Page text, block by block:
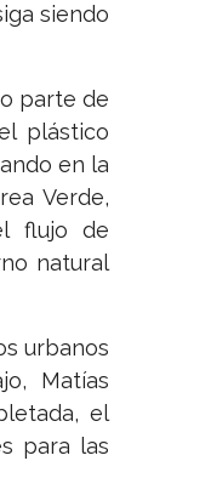
siendo
parte de
plástico
en la
Verde,
flujo de
natural
urbanos
Matías
el
para las